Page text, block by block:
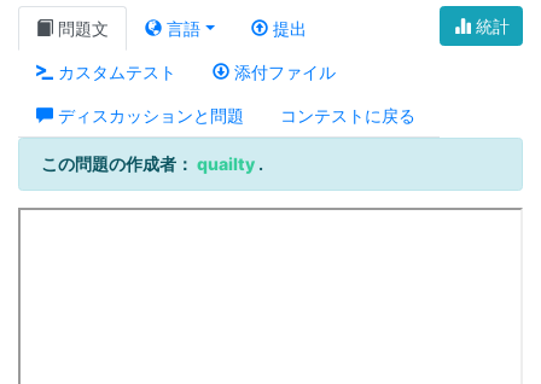
統計
問題文 言語 提出
カスタムテスト 添付ファイル
ディスカッションと問題 コンテストに戻る
この問題の作成者： quailty.